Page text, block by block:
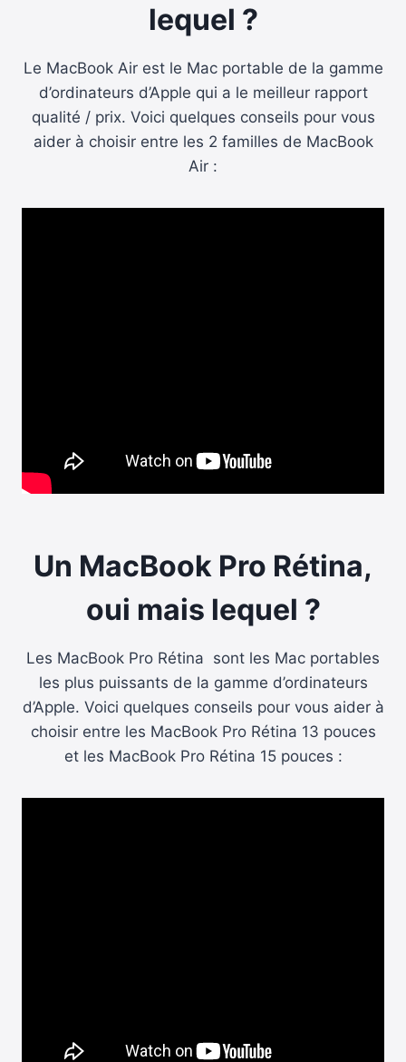
lequel ?
Le MacBook Air est le Mac portable de la gamme
d’ordinateurs d’Apple qui a le meilleur rapport
qualité / prix. Voici quelques conseils pour vous
aider à choisir entre les 2 familles de MacBook
Air :
Un MacBook Pro Rétina,
oui mais lequel ?
Les MacBook Pro Rétina sont les Mac portables
les plus puissants de la gamme d’ordinateurs
d’Apple. Voici quelques conseils pour vous aider à
choisir entre les MacBook Pro Rétina 13 pouces
et les MacBook Pro Rétina 15 pouces :